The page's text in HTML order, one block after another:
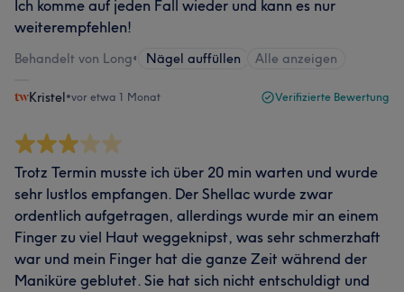
Ich komme auf jeden Fall wieder und kann es nur
weiterempfehlen!
Behandelt von Long• Nägel auffüllen Alle anzeigen
Kristel•vor etwa 1 Monat Verifizierte Bewertung
Trotz Termin musste ich über 20 min warten und wurde
sehr lustlos empfangen. Der Shellac wurde zwar
ordentlich aufgetragen, allerdings wurde mir an einem
Finger zu viel Haut weggeknipst, was sehr schmerzhaft
war und mein Finger hat die ganze Zeit während der
Maniküre geblutet. Sie hat sich nicht entschuldigt und